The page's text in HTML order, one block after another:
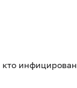
кто инфицирован